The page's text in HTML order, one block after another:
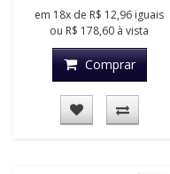
em 18x de R$ 12,96 iguais
ou R$ 178,60 à vista
Comprar